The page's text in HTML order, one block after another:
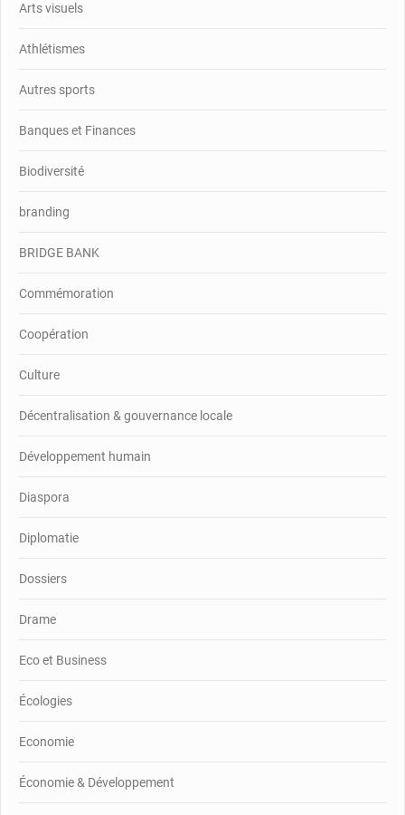
Arts visuels
Athlétismes
Autres sports
Banques et Finances
Biodiversité
branding
BRIDGE BANK
Commémoration
Coopération
Culture
Décentralisation & gouvernance locale
Développement humain
Diaspora
Diplomatie
Dossiers
Drame
Eco et Business
Écologies
Economie
Économie & Développement